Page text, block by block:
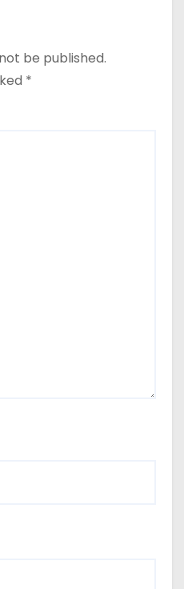
be published.
*